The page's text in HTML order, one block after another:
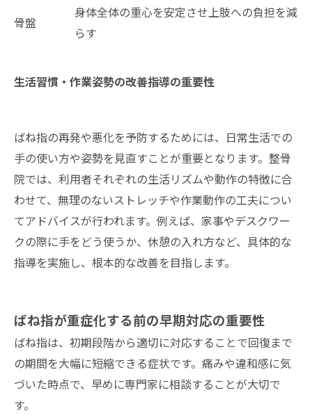
骨盤
身体全体の重心を安定させ上肢への負担を減
らす
生活習慣・作業姿勢の改善指導の重要性
ばね指の再発や悪化を予防するためには、日常生活での
手の使い方や姿勢を見直すことが重要となります。整骨
院では、利用者それぞれの生活リズムや動作の特徴に合
わせて、無理のないストレッチや作業動作の工夫につい
てアドバイスが行われます。例えば、家事やデスクワー
クの際に手をどう使うか、休憩の入れ方など、具体的な
指導を実施し、根本的な改善を目指します。
ばね指が重症化する前の早期対応の重要性
ばね指は、初期段階から適切に対応することで回復まで
の期間を大幅に短縮できる症状です。痛みや違和感に気
づいた時点で、早めに専門家に相談することが大切で
す。